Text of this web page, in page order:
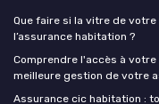
Que faire si la vitre de
l’assurance habitation ?
Comprendre l'accès à
meilleure gestion de votre
Assurance cic habitation :